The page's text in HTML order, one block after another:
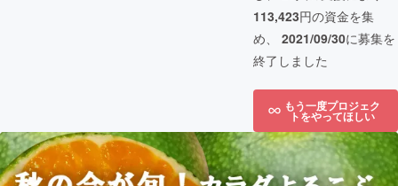
113,423円の資金を集
め、 2021/09/30に募集を
終了しました
もう一度プロジェク
トをやってほしい